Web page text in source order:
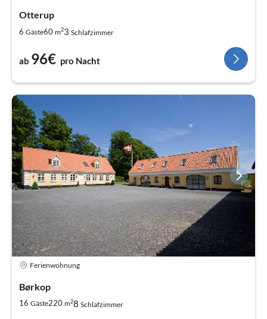
Otterup
6 Gäste60 m23 Schlafzimmer
ab 96€ pro Nacht
Ferienwohnung
Børkop
16 Gäste220 m28 Schlafzimmer